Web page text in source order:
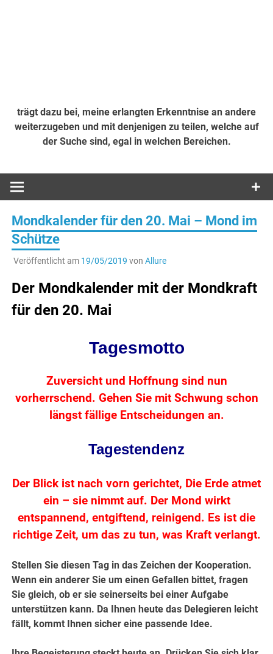
trägt dazu bei, meine erlangten Erkenntnise an andere
weiterzugeben und mit denjenigen zu teilen, welche auf
der Suche sind, egal in welchen Bereichen.
Mondkalender für den 20. Mai – Mond im
Schütze
Veröffentlicht am 19/05/2019 von Allure
Der Mondkalender mit der Mondkraft
für den 20. Mai
Tagesmotto
Zuversicht und Hoffnung sind nun
vorherrschend. Gehen Sie mit Schwung schon
längst fällige Entscheidungen an.
Tagestendenz
Der Blick ist nach vorn gerichtet, Die Erde atmet
ein – sie nimmt auf. Der Mond wirkt
entspannend, entgiftend, reinigend. Es ist die
richtige Zeit, um das zu tun, was Kraft verlangt.
Stellen Sie diesen Tag in das Zeichen der Kooperation.
Wenn ein anderer Sie um einen Gefallen bittet, fragen
Sie gleich, ob er sie seinerseits bei einer Aufgabe
unterstützen kann. Da Ihnen heute das Delegieren leicht
fällt, kommt Ihnen sicher eine passende Idee.